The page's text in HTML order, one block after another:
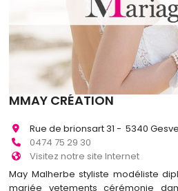
MMAY CRÉATION
Rue de brionsart 31 - 5340
0474 75 29 30
Visitez notre site Internet
May Malherbe styliste modéliste
mariée vetements cérémonie